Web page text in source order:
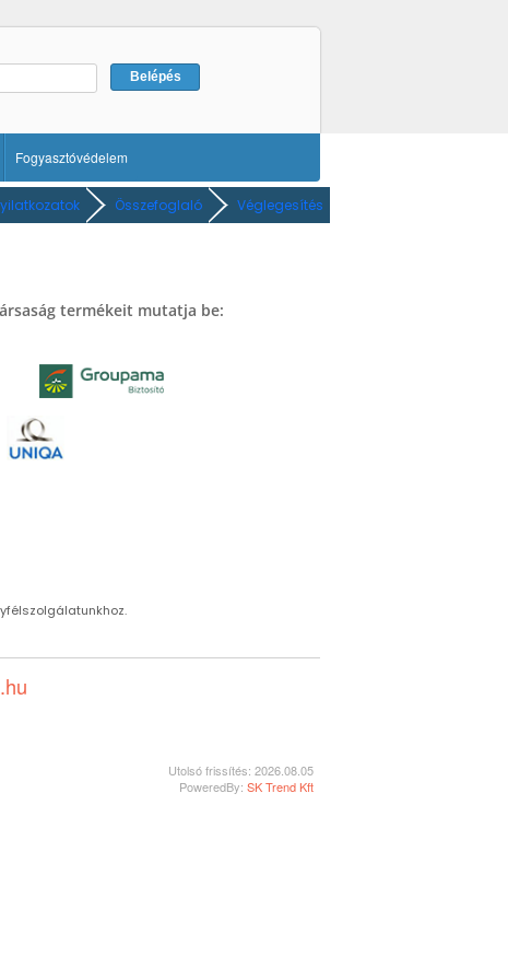
Fogyasztóvédelem
Összefoglaló Véglegesítés
termékeit mutatja be:
Utolsó frissítés: 2026.08.05
PoweredBy: SK Trend Kft